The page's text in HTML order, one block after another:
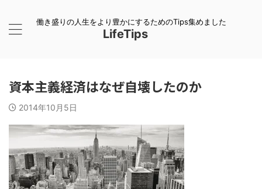
働き盛りの人生をより豊かにするためのTips集めました
LifeTips
資本主義経済はなぜ自壊したのか
2014年10月5日